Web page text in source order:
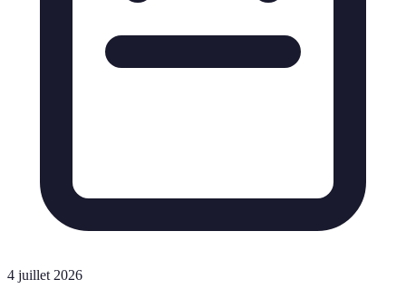
4 juillet 2026